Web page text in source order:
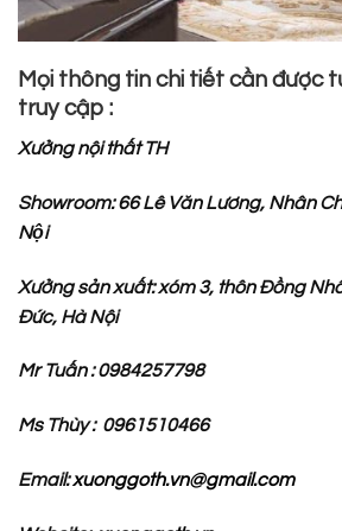
Mọi thông tin chi tiết cần được
truy cập :
Xưởng nội thất TH
Showroom: 66 Lê Văn Lương, Nhân
Nội
Xưởng sản xuất: xóm 3, thôn Đồng
Đức, Hà Nội
Mr Tuấn : 0984257798
Ms Thùy : 0961510466
Email:xuonggoth.vn@gmail.com